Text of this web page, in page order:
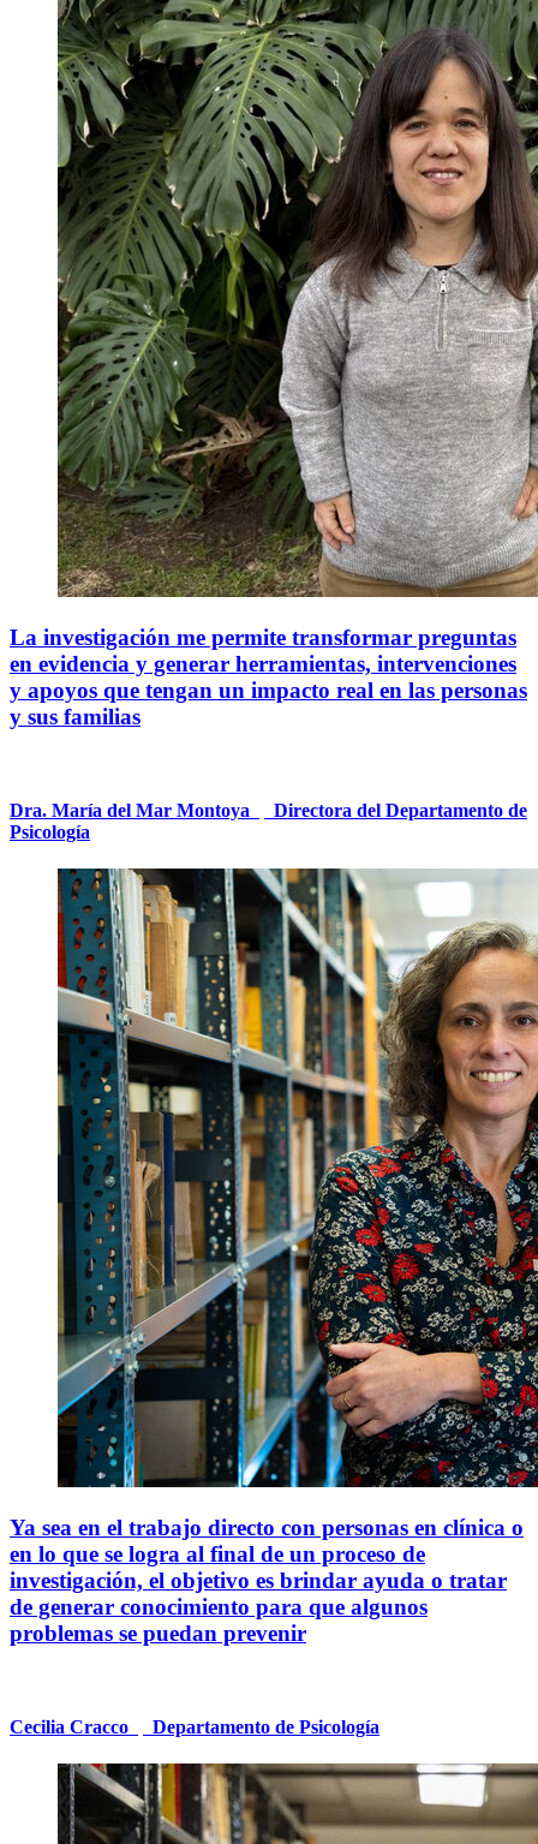
La investigación me permite transformar preguntas
en evidencia y generar herramientas, intervenciones
y apoyos que tengan un impacto real en las personas
y sus familias
Dra. María del Mar Montoya
Directora del Departamento de
Psicología
Ya sea en el trabajo directo con personas en clínica o
en lo que se logra al final de un proceso de
investigación, el objetivo es brindar ayuda o tratar
de generar conocimiento para que algunos
problemas se puedan prevenir
Cecilia Cracco Departamento de Psicología